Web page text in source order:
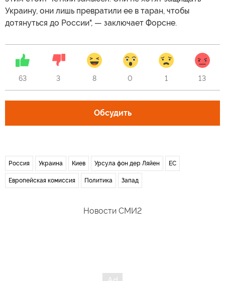
Украину, они лишь превратили ее в таран, чтобы
дотянуться до России", — заключает Форсне.
63 3 8 0 1 13
Обсудить
Россия Украина Киев Урсула фон дер Ляйен ЕС
Европейская комиссия Политика Запад
Новости СМИ2